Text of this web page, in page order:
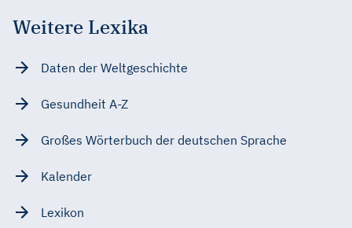
Weitere Lexika
Daten der Weltgeschichte
Gesundheit A-Z
Großes Wörterbuch der deutschen Sprache
Kalender
Lexikon